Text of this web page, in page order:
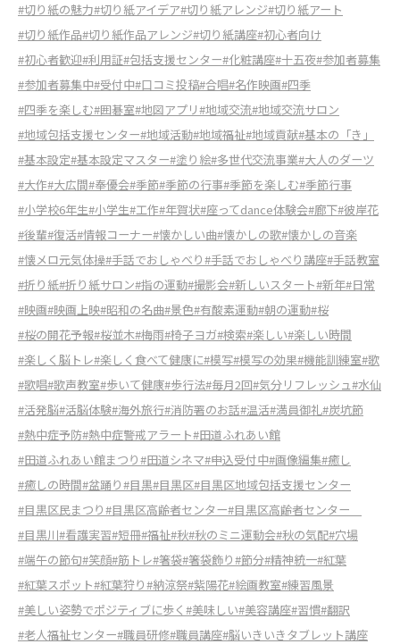
#切り紙の魅力#切り紙アイデア#切り紙アレンジ#切り紙アート
#切り紙作品#切り紙作品アレンジ#切り紙講座#初心者向け
#初心者歓迎#利用証#包括支援センター#化粧講座#十五夜#参加者募集
#参加者募集中#受付中#口コミ投稿#合唱#名作映画#四季
#四季を楽しむ#囲碁室#地図アプリ#地域交流#地域交流サロン
#地域包括支援センター#地域活動#地域福祉#地域貢献#基本の「き」
#基本設定#基本設定マスター#塗り絵#多世代交流事業#大人のダーツ
#大作#大広間#奉優会#季節#季節の行事#季節を楽しむ#季節行事
#小学校6年生#小学生#工作#年賀状#座ってdance体験会#廊下#彼岸花
#後輩#復活#情報コーナー#懐かしい曲#懐かしの歌#懐かしの音楽
#懐メロ元気体操#手話でおしゃべり#手話でおしゃべり講座#手話教室
#折り紙#折り紙サロン#指の運動#撮影会#新しいスタート#新年#日常
#映画#映画上映#昭和の名曲#景色#有酸素運動#朝の運動#桜
#桜の開花予報#桜並木#梅雨#椅子ヨガ#検索#楽しい#楽しい時間
#楽しく脳トレ#楽しく食べて健康に#模写#模写の効果#機能訓練室#歌
#歌唱#歌声教室#歩いて健康#歩行法#毎月2回#気分リフレッシュ#水仙
#活発脳#活脳体験#海外旅行#消防署のお話#温活#満員御礼#炭坑節
#熱中症予防#熱中症警戒アラート#田道ふれあい館
#田道ふれあい館まつり#田道シネマ#申込受付中#画像編集#癒し
#癒しの時間#盆踊り#目黒#目黒区#目黒区地域包括支援センター
#目黒区民まつり#目黒区高齢者センター#目黒区高齢者センター
#目黒川#看護実習#短冊#福祉#秋#秋のミニ運動会#秋の気配#穴場
#端午の節句#笑顔#筋トレ#箸袋#箸袋飾り#節分#精神統一#紅葉
#紅葉スポット#紅葉狩り#納涼祭#紫陽花#絵画教室#練習風景
#美しい姿勢でポジティブに歩く #美味しい#美容講座#習慣#翻訳
#老人福祉センター#職員研修#職員講座#脳いきいきタブレット講座